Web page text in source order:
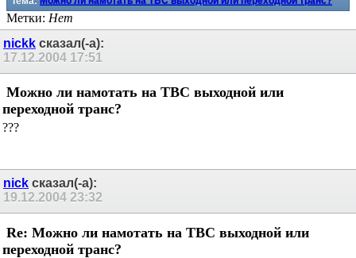
Метки: Нет
nickk сказал(-а):
17.12.2004 17:51
Можно ли намотать на ТВС выходной или
переходной транс?
???
nick сказал(-а):
19.12.2004 23:32
Re: Можно ли намотать на ТВС выходной или
переходной транс?